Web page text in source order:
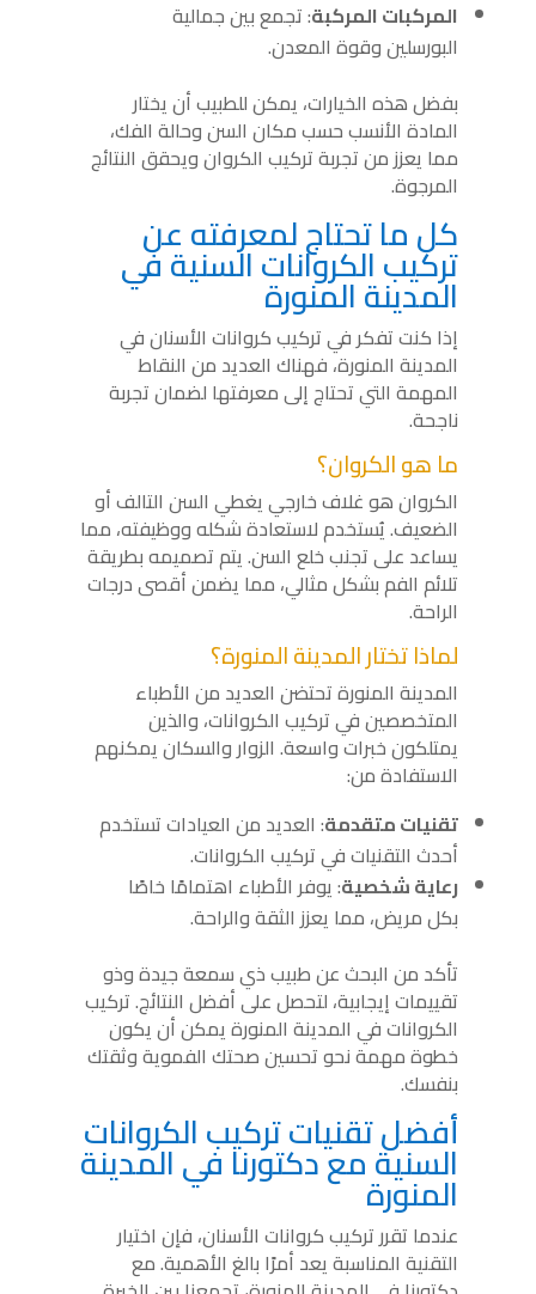
المركبات المركبة: تجمع بين جمالية
البورسلين وقوة المعدن.
بفضل هذه الخيارات، يمكن للطبيب أن يختار
المادة الأنسب حسب مكان السن وحالة الفك،
مما يعزز من تجربة تركيب الكروان ويحقق النتائج
المرجوة.
كل ما تحتاج لمعرفته عن
تركيب الكروانات السنية في
المدينة المنورة
إذا كنت تفكر في تركيب كروانات الأسنان في
المدينة المنورة، فهناك العديد من النقاط
المهمة التي تحتاج إلى معرفتها لضمان تجربة
ناجحة.
ما هو الكروان؟
الكروان هو غلاف خارجي يغطي السن التالف أو
الضعيف. يُستخدم لاستعادة شكله ووظيفته، مما
يساعد على تجنب خلع السن. يتم تصميمه بطريقة
تلائم الفم بشكل مثالي، مما يضمن أقصى درجات
الراحة.
لماذا تختار المدينة المنورة؟
المدينة المنورة تحتضن العديد من الأطباء
المتخصصين في تركيب الكروانات، والذين
يمتلكون خبرات واسعة. الزوار والسكان يمكنهم
الاستفادة من:
تقنيات متقدمة: العديد من العيادات تستخدم
أحدث التقنيات في تركيب الكروانات.
رعاية شخصية: يوفر الأطباء اهتمامًا خاصًا
بكل مريض، مما يعزز الثقة والراحة.
تأكد من البحث عن طبيب ذي سمعة جيدة وذو
تقييمات إيجابية، لتحصل على أفضل النتائج. تركيب
الكروانات في المدينة المنورة يمكن أن يكون
خطوة مهمة نحو تحسين صحتك الفموية وثقتك
بنفسك.
أفضل تقنيات تركيب الكروانات
السنية مع دكتورنا في المدينة
المنورة
عندما تقرر تركيب كروانات الأسنان، فإن اختيار
التقنية المناسبة يعد أمرًا بالغ الأهمية. مع